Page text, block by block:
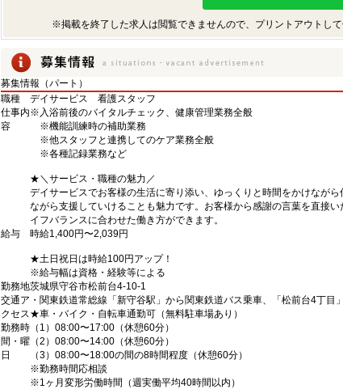
※掲載を終了した求人は閲覧できませんので、プリントアウトして
募集情報（パート）
職種
デイサービス 看護スタッフ
仕事内
容
※入浴前後のバイタルチェック、健康管理業務全般
※機能訓練時の補助業務
※他スタッフと連携してのケア業務全般
※各種記録業務など
★＼サービス・職種の魅力／
デイサービスでお客様の生活に寄り添い、ゆっくりと時間をかけなが
ながら支援していけることも魅力です。お客様から感謝の言葉を直接
イフバランスに合わせた働き方ができます。
給与
時給1,400円〜2,039円
★土日祝日は時給100円アップ！
※給与幅は資格・経験等による
勤務地茨城県守谷市松前台4-10-1
交通ア
クセス
・関東鉄道常総線「新守谷駅」から関東鉄道バス乗車、「松前台4丁目
★車・バイク・自転車通勤可（無料駐車場あり）
勤務時
間・曜
日
（1）08:00〜17:00（休憩60分）
（2）08:00〜14:00（休憩60分）
（3）08:00〜18:00の間の8時間程度（休憩60分）
※勤務時間応相談
※1ヶ月変形労働時間（週実働平均40時間以内）